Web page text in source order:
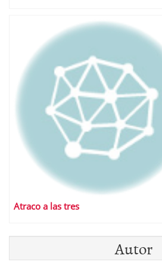
Atraco a las tres
Autor